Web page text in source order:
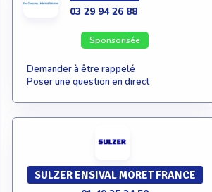
03 29 94 26 88
Sponsorisée
Demander à être rappelé
Poser une question en direct
SULZER ENSIVAL MORET FRANCE